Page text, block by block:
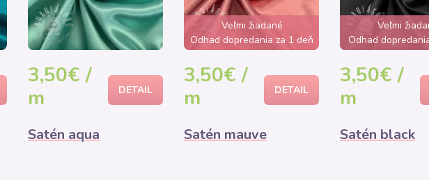
3,50€ /
m
DETAIL
Satén aqua
Veľmi žiadané
Odhad dopredania za 1 deň
3,50€ /
m
DETAIL
Satén mauve
Veľmi
Odhad
3,50€ /
m
Satén black